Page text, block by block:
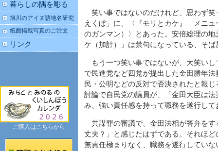
笑い事ではないのだけれど、思わず笑
えくぼ」に、〈『モリとカケ』 メニ
のガンマン）〉とあった。安倍総理の
ケ（加計）」は禁句になっている、そ
もう一つ笑い事ではないが、大笑いし
で民進党など四党が提出した金田勝年
民・公明などの反対で否決されたと報
討論で自民党の議員が、「金田大臣は
み、強い責任感を持って職務を遂行し
共謀罪の審議で、金田法相が答弁をす
丈夫？」と感じたはずである。それほ
無責任極まりなく、職務を遂行してい
暮らしの隅を彫る
旭川のアイヌ語地名研究
紙面掲載写真のご注文
リンク
ご購入はこちらから